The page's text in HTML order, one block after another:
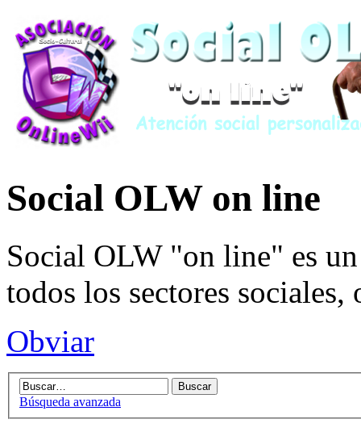
Social OLW on line
Social OLW "on line" es
todos los sectores sociales,
Obviar
Búsqueda avanzada